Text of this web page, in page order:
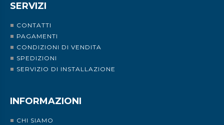
SERVIZI
CONTATTI
PAGAMENTI
CONDIZIONI DI VENDITA
SPEDIZIONI
SERVIZIO DI INSTALLAZIONE
INFORMAZIONI
CHI SIAMO